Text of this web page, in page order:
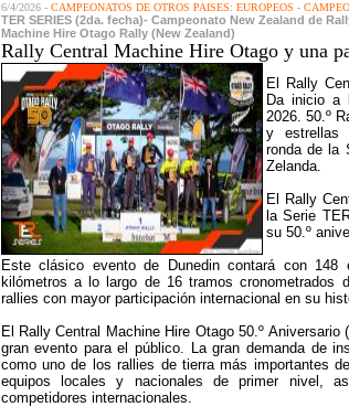
6/4/2026 - CAMPEONATOS DE OTROS PAISES: EUROPEOS -
TER SERIES (2da. fecha)- Campeonato New Zealand de
Machine Hire Otago Rally (New Zealand)
Rally Central Machine Hire Otago y una
El Rally
Da inicio a
2026. 50.º
y estrellas
ronda de la
Zelanda.
El Rally
la Serie
su 50.º
Este clásico evento de Dunedin contará con
kilómetros a lo largo de 16 tramos
rallies con mayor participación internacional en su
El Rally Central Machine Hire Otago 50.º
gran evento para el público. La gran demanda de
como uno de los rallies de tierra más importantes
equipos locales y nacionales de primer nivel,
competidores internacionales.